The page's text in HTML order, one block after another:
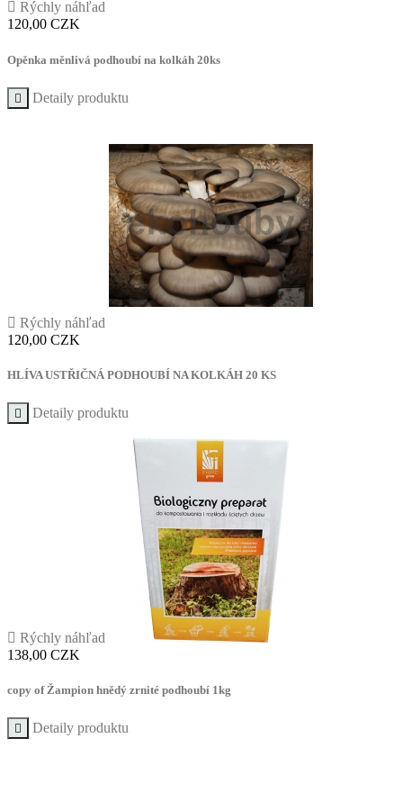
 Rýchly náhľad
Cena
120,00 CZK
Opěnka měnlivá podhoubí na kolkáh 20ks
 Detaily produktu
 Rýchly náhľad
Cena
120,00 CZK
HLÍVA USTŘIČNÁ PODHOUBÍ NA KOLKÁH 20 KS
 Detaily produktu
 Rýchly náhľad
Cena
138,00 CZK
copy of Žampion hnědý zrnité podhoubí 1kg
 Detaily produktu